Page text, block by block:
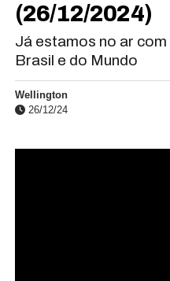
(26/12/2024)
Já estamos no ar
Brasil e do Mundo
Wellington
26/12/24